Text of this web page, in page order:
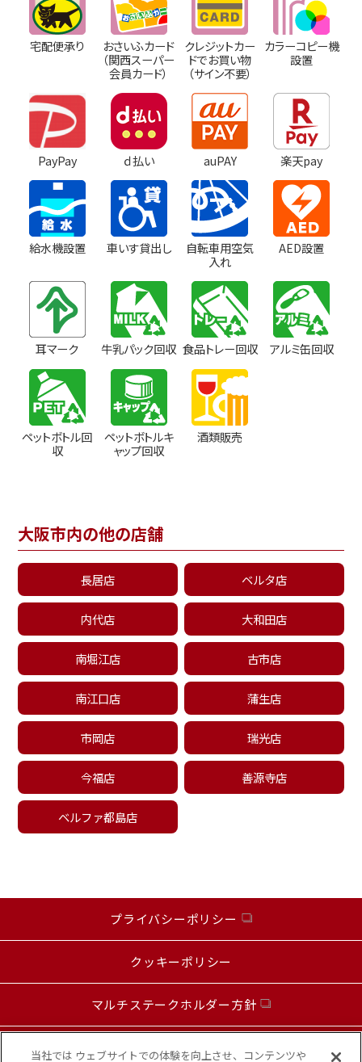
宅配便承り
おさいふカード
（関西スーパー
会員カード）
クレジットカー
ドでお買い物
（サイン不要）
カラーコピー機
設置
PayPay ｄ払い auPAY 楽天pay
給水機設置 車いす貸出し
自転車用空気
入れ
AED設置
耳マーク 牛乳パック回収 食品トレー回収 アルミ缶回収
ペットボトル回
収
ペットボトルキ
ャップ回収
酒類販売
大阪市内の他の店舗
長居店 ベルタ店
内代店 大和田店
南堀江店 古市店
南江口店 蒲生店
市岡店 瑞光店
今福店 善源寺店
ベルファ都島店
プライバシーポリシー
クッキーポリシー
マルチステークホルダー方針
お問い合わせ
当社では ウェブサイトでの体験を向上させ、コンテンツや